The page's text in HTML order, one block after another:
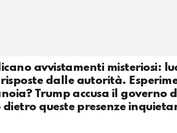
avvistamenti misteriosi:
dalle autorità.
Trump accusa il governo
queste presenze